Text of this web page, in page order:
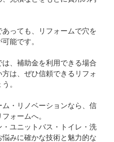
っても、リフォームで穴を
能です。
、補助金を利用できる場合
は、ぜひ信頼できるリフォ
。
・リノベーションなら、信
ォームへ。
ユニットバス・トイレ・洗
みに確かな技術と魅力的な